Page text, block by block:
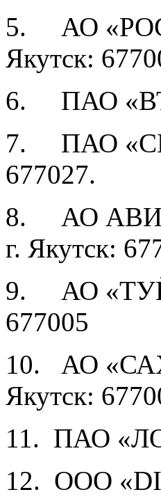
5. АО
Якутск:
6. ПАО
7. ПАО
677027.
8. АО
г. Якутск:
9. АО
677005
10. АО
Якутск:
11. ПАО
12. ООО